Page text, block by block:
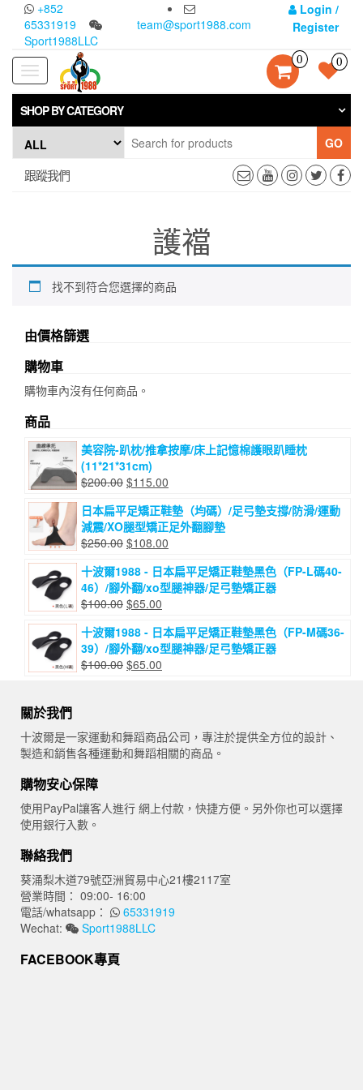
content
+852
65331919
Sport1988LLC
team@sport1988.com
Login /
Register
Toggle
navigation
0 0
SHOP BY CATEGORY
GO
跟蹤我們
護襠
找不到符合您選擇的商品
由價格篩選
購物車
購物車內沒有任何商品。
商品
美容院-趴枕/推拿按摩/床上記憶棉護眼趴睡枕
(11*21*31cm)
$200.00 原
價
格：
$200.00。
$115.00
價
格：
$115.00。
日本扁平足矯正鞋墊（均碼）/足弓墊支撐/防滑/運動
減震/XO腿型矯正足外翻腳墊
$250.00 原
價
格：
$250.00。
$108.00
價
格：
十波爾1988 - 日本扁平足矯正鞋墊黑色（FP-L碼40-
46）/腳外翻/xo型腿神器/足弓墊矯正器
$100.00 原
價
格：
$100.00。
$65.00
價
格：
$65.00。
十波爾1988 - 日本扁平足矯正鞋墊黑色（FP-M碼36-
39）/腳外翻/xo型腿神器/足弓墊矯正器
$100.00 原
$100.00。
$65.00
$65.00。
關於我們
十波爾是一家運動和舞蹈商品公司，專注於提供全方位的設計、
製造和銷售各種運動和舞蹈相關的商品。
購物安心保障
使用PayPal讓客人進行 網上付款，快捷方便。另外你也可以選擇
使用銀行入數。
聯絡我們
葵涌梨木道79號亞洲貿易中心21樓2117室
營業時間： 09:00- 16:00
電話/whatsapp：
65331919
Wechat:
Sport1988LLC
FACEBOOK專頁